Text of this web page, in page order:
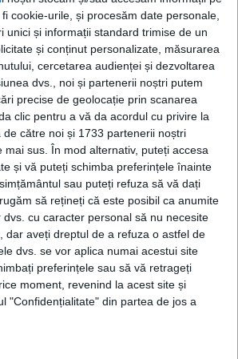
cookie-urile, și procesăm date personale,
unici și informații standard trimise de un
și conținut personalizate, măsurarea
cercetarea audienței și dezvoltarea
dvs., noi și partenerii noștri putem
precise de geolocație prin scanarea
clic pentru a vă da acordul cu privire la
către noi și 1733 partenerii noștri
mai sus. În mod alternativ, puteți accesa
și vă puteți schimba preferințele înainte
sau puteți refuza să vă dați
să rețineți că este posibil ca anumite
cu caracter personal să nu necesite
dar aveți dreptul de a refuza o astfel de
dvs. se vor aplica numai acestui site
preferințele sau să vă retrageți
moment, revenind la acest site și
"Confidențialitate" din partea de jos a
și acțiunile sale care au ruinat
care au marcat România
și Hallier
IUNIE 2023
|TWITTER
PUBLICATE, VA INVITĂM SĂ NE URMĂRIȚI
DE FACEBOOK
PENTRU TINE
sloturilor: de la primele aparate
online